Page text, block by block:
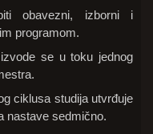
obavezni, izborni i
programom.
se u toku jednog
ciklusa studija utvrđuje
nastave sedmično.